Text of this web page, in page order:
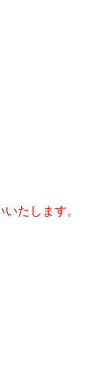
たします。